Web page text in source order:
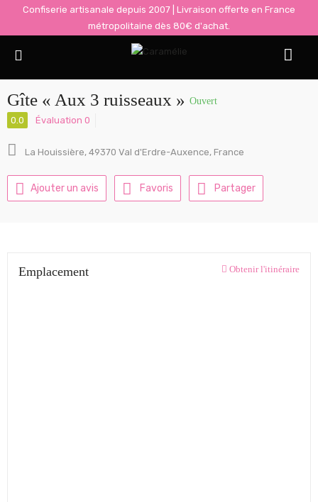
Confiserie artisanale depuis 2007 | Livraison offerte en France
métropolitaine dès 80€ d'achat.
Afficher Barre Latérale
Gîte « Aux 3 ruisseaux » Ouvert
0.0
Évaluation 0
La Houissière, 49370 Val d'Erdre-Auxence, France
Ajouter un avis Favoris Partager
Emplacement Obtenir l'itinéraire